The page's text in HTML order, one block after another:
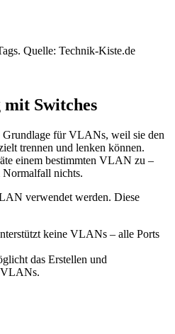
Quelle: Technik-Kiste.de
mit Switches
Grundlage für VLANs, weil sie den
trennen und lenken können.
einem bestimmten VLAN zu –
Normalfall nichts.
verwendet werden. Diese
keine VLANs – alle Ports
das Erstellen und
VLANs.